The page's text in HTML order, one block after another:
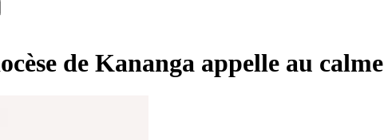
de Kananga appelle au calme